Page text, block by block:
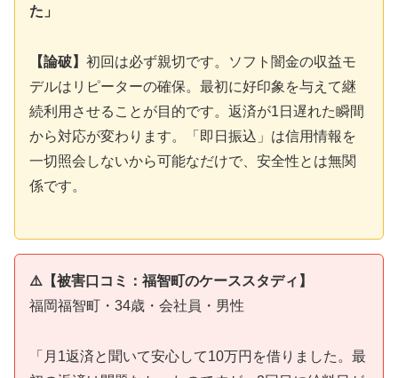
た」
【論破】 初回は必ず親切です。ソフト闇金の収益モ
デルはリピーターの確保。最初に好印象を与えて継
続利用させることが目的です。返済が1日遅れた瞬間
から対応が変わります。「即日振込」は信用情報を
一切照会しないから可能なだけで、安全性とは無関
係です。
⚠️【被害口コミ：福智町のケーススタディ】
福岡福智町・34歳・会社員・男性
「月1返済と聞いて安心して10万円を借りました。最